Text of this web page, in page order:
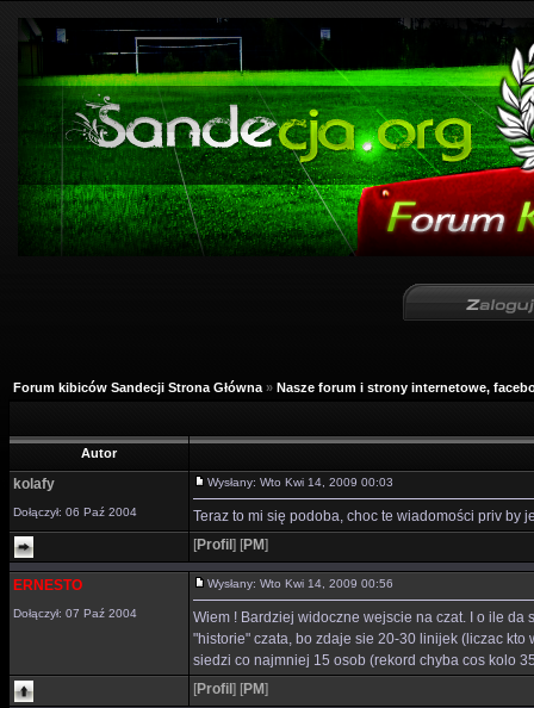
Forum kibiców Sandecji Strona Główna » Nasze forum i strony internetowe,
Autor
kolafy
Dołączył: 06 Paź 2004
Wysłany: Wto Kwi 14, 2009 00:03
Teraz to mi się podoba, choc te wiadomości priv by
[Profil ] [PM]
ERNESTO
Dołączył: 07 Paź 2004
Wysłany: Wto Kwi 14, 2009 00:56
Wiem ! Bardziej widoczne wejscie na czat. I o ile da
"historie" czata, bo zdaje sie 20-30 linijek (liczac
siedzi co najmniej 15 osob (rekord chyba cos kolo
[Profil ] [PM]